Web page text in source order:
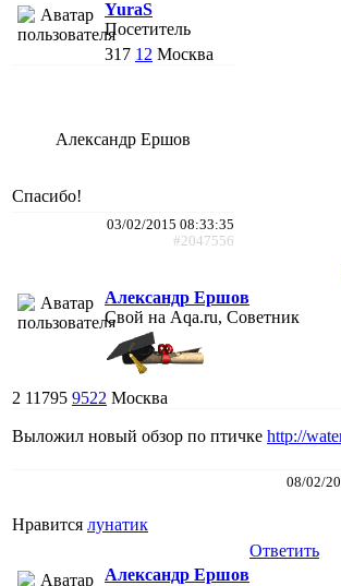
YuraS
Посетитель
317 12 Москва
Александр Ершов
Спасибо!
03/02/2015 08:33:35
#2047556
Александр Ершов
Свой на Aqa.ru, Советник
2 11795 9522 Москва
Выложил новый обзор по птичке http://
08/02/
Нравится лунатик
Ответить
Александр Ершов